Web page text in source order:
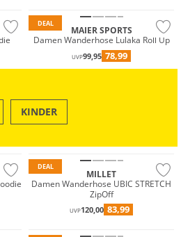
DEAL
MAIER SPORTS
Damen Wanderhose Lulaka Roll Up
UVP99,95 78,99
KINDER
DEAL
Must have
MILLET
Damen Wanderhose UBIC STRETCH
ZipOff
UVP120,00 83,99